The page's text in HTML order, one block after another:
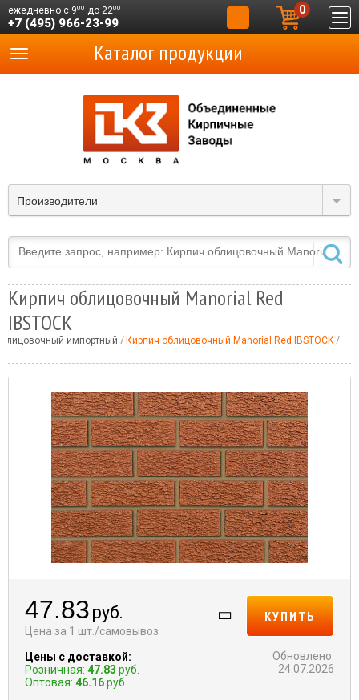
ежедневно с 900 до 2200
+7 (495) 966-23-99
0
Производители
Каталог продукции
Кирпич облицовочный Manorial Red
IBSTOCK
импортный Кирпич облицовочный Manorial Red IBSTOCK
47.83 руб.
Цена за 1 шт./самовывоз
Цены с доставкой:
Розничная: 47.83 руб.
Оптовая: 46.16руб.
КУПИТЬ
Обновлено:
24.07.2026